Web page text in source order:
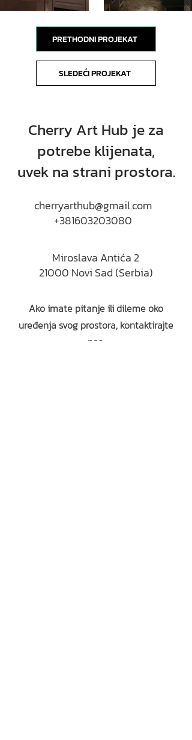
PRETHODNI PROJEKAT
SLEDEĆI PROJEKAT
Cherry Art Hub je za
potrebe klijenata,
uvek na strani prostora.
cherryarthub@gmail.com
+381603203080
Miroslava Antića 2
Ako imate pitanje ili dileme oko
uređenja svog prostora, kontaktirajte
nas:
21000 Novi Sad (Serbia)